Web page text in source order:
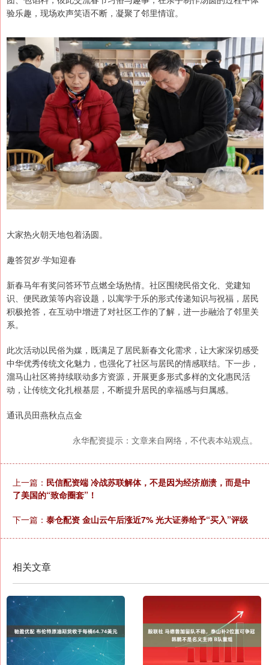
验乐趣，现场欢声笑语不断，凝聚了邻里情谊。
大家热火朝天地包着汤圆。
趣答贺岁·学知迎春
新春马年有奖问答环节点燃全场热情。社区围绕民俗文化、党建知
识、便民政策等内容设题，以寓学于乐的形式传递知识与祝福，居民
积极抢答，在互动中增进了对社区工作的了解，进一步融洽了邻里关
系。
此次活动以民俗为媒，既满足了居民新春文化需求，让大家深切感受
中华优秀传统文化魅力，也强化了社区与居民的情感联结。下一步，
溜马山社区将持续联动多方资源，开展更多形式多样的文化惠民活
动，让传统文化扎根基层，不断提升居民的幸福感与归属感。
通讯员田燕秋点点金
永华配资提示：文章来自网络，不代表本站观点。
上一篇： 民信配资端 冷战苏联解体，不是因为经济崩溃，而是中
了美国的“致命圈套”！
下一篇： 泰仓配资 金山云午后涨近7% 光大证券给予“买入”评级
相关文章